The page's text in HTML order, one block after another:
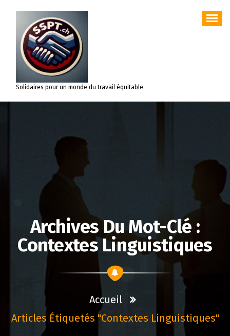
contenu
Solidaires pour un monde du travail équitable.
Archives Du Mot-Clé :
Contextes Linguistiques
Accueil
Articles Étiquetés "contextes Linguistiques"